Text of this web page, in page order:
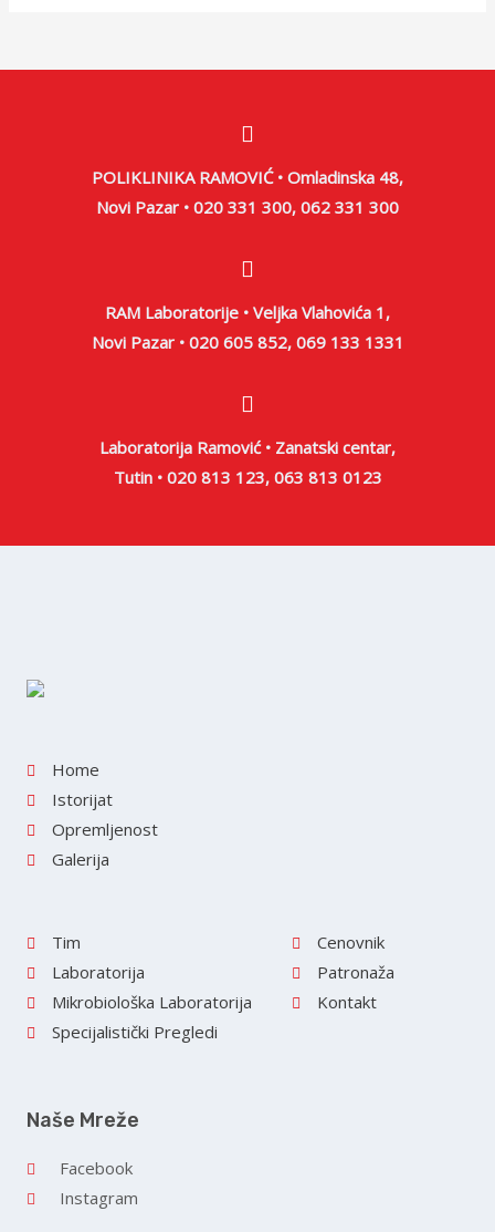
POLIKLINIKA RAMOVIĆ • Omladinska 48,
Novi Pazar • 020 331 300, 062 331 300
RAM Laboratorije • Veljka Vlahovića 1,
Novi Pazar • 020 605 852, 069 133 1331
Laboratorija Ramović • Zanatski centar,
Tutin • 020 813 123, 063 813 0123
Home
Istorijat
Opremljenost
Galerija
Tim
Laboratorija
Mikrobiološka Laboratorija
Specijalistički Pregledi
Cenovnik
Patronaža
Kontakt
Naše Mreže
Facebook
Instagram